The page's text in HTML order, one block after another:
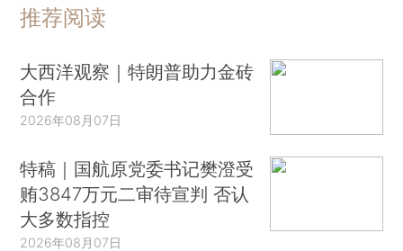
推荐阅读
大西洋观察｜特朗普助力金砖
合作
2026年08月07日
特稿｜国航原党委书记樊澄受
贿3847万元二审待宣判 否认
大多数指控
2026年08月07日